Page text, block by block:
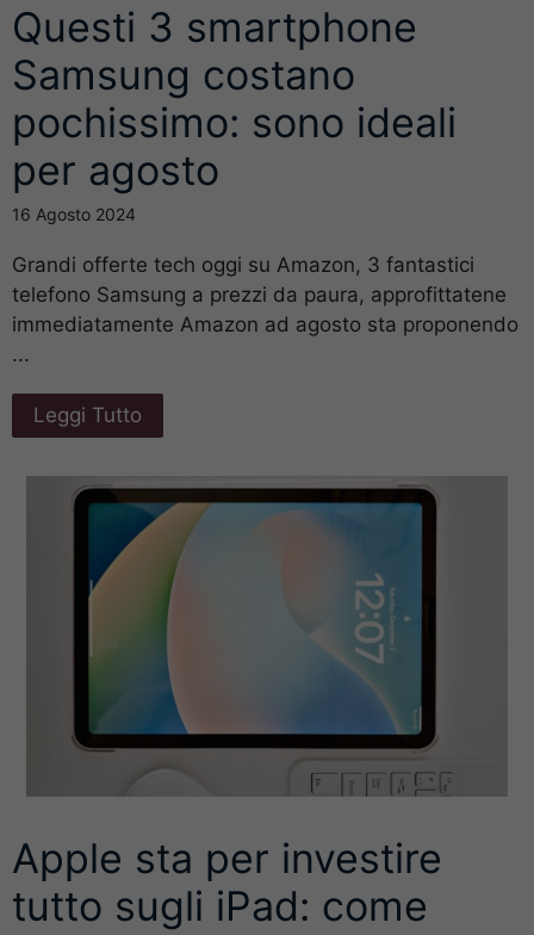
Questi 3 smartphone
Samsung costano
pochissimo: sono ideali
per agosto
16 Agosto 2024
Grandi offerte tech oggi su Amazon, 3 fantastici
telefono Samsung a prezzi da paura, approfittatene
immediatamente Amazon ad agosto sta proponendo
...
Leggi Tutto
Apple sta per investire
tutto sugli iPad: come